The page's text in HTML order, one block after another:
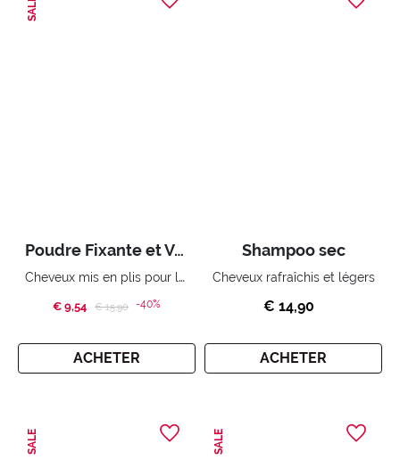
SALE
Poudre Fixante et Volumisante
Cheveux mis en plis pour longtemps
€ 9,54 Price reduced from
€ 15,90to-40%
ACHETER
Shampoo sec
Cheveux rafraîchis et légers
€ 14,90
ACHETER
SALE SALE